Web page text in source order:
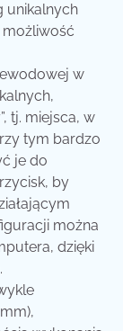
unikalnych
w
tj. miejsca, w
tym bardzo
je do
by
można
dzięki